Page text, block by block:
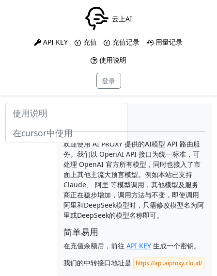
云上AI
API KEY 充值 充值记录
用量记录
使用说明
登录
使用说明
在cursor中使用
欢迎使用 AI PROXY 提供的AI模型 API 路由服
务。我们以 OpenAI API 接口为统一标准，可
处理 OpenAI 官方所有模型，同时也接入了市
面上其他主流大预言模型。例如本站已支持
Claude、 阿里 等模型调用，其他模型及服务
商正在稳步增加，调用方法与不变，即使调用
阿里和DeepSeek模型时，只需修改模型名为阿
里或DeepSeek的模型名称即可。
简单易用
在充值余额后，前往API KEY 生成一个密钥。
我们的中转接口地址是 https://api.aiproxy.cloud/